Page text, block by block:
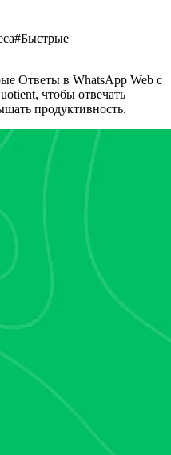
#Быстрые
Ответы в WhatsApp Web с
чтобы отвечать
продуктивность.